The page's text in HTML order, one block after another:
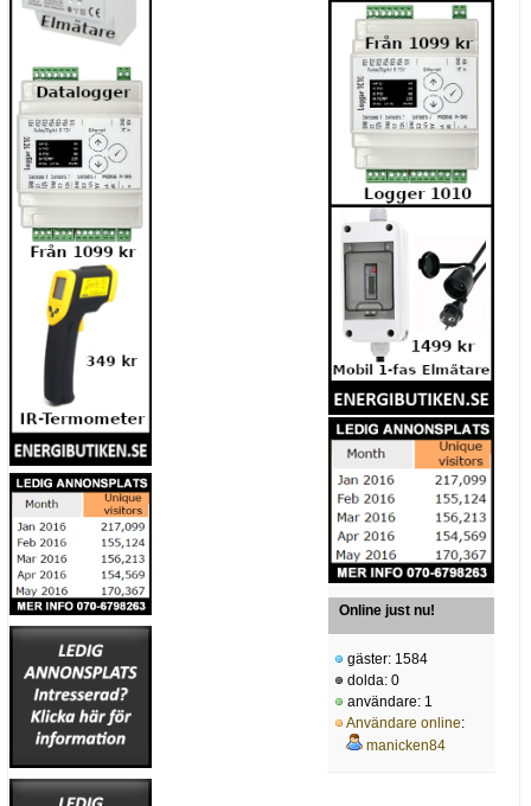
Online just nu!
gäster: 1584
dolda: 0
användare: 1
Användare online:
manicken84